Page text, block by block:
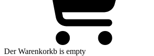
Der Warenkorkb is empty